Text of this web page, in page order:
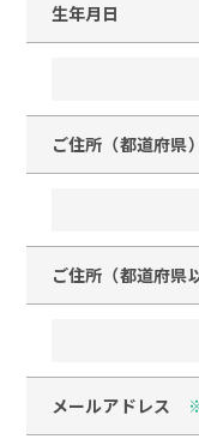
生年月日
ご住所（都道府県）
ご住所（都道府県
メールアドレス